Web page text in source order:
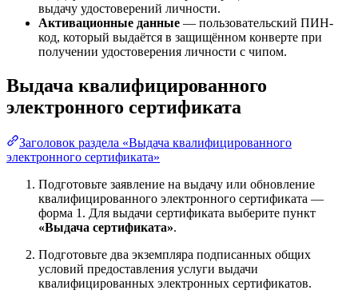
выдачу удостоверений личности.
Активационные данные — пользовательский ПИН-
код, который выдаётся в защищённом конверте при
получении удостоверения личности с чипом.
Выдача квалифицированного
электронного сертификата
Заголовок раздела «Выдача квалифицированного
электронного сертификата»
Подготовьте заявление на выдачу или обновление
квалифицированного электронного сертификата —
форма 1. Для выдачи сертификата выберите пункт
«Выдача сертификата».
Подготовьте два экземпляра подписанных общих
условий предоставления услуги выдачи
квалифицированных электронных сертификатов.